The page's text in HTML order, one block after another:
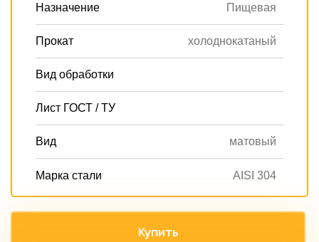
Назначение Пищевая
Прокат холоднокатаный
Вид обработки
Лист ГОСТ / ТУ
Вид матовый
Марка стали AISI 304
Купить